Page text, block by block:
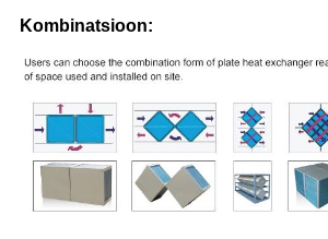
Kombinatsioon: